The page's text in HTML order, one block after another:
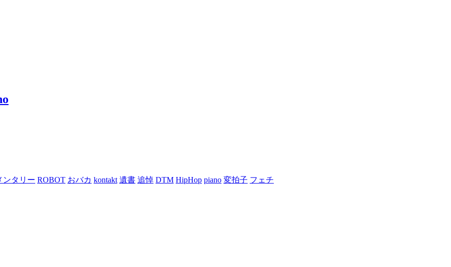
ンタリー ROBOT おバカ kontakt 遺書 追悼 DTM HipHop piano 変拍子 フェチ